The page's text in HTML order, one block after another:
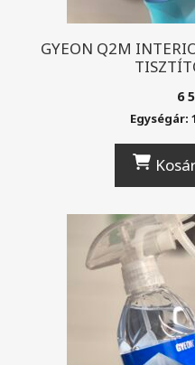
GYEON Q2M
6
Egységár: